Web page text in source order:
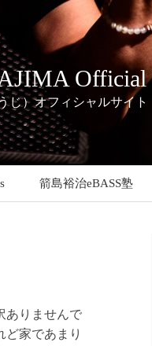
Official
じ）オフィシャルサイト
箭島裕治eBASS塾
ありませんで
ど家であまり